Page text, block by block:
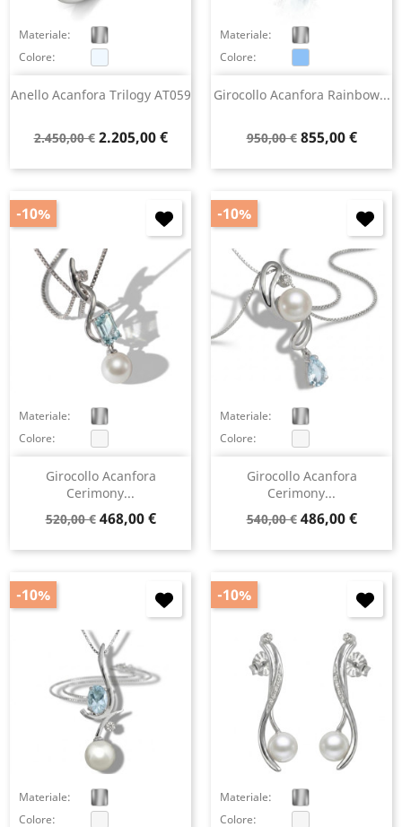
Anello Acanfora Trilogy AT059
Prezzo
2.450,00 € Prezzo
2.205,00 €
Materiale:
Colore:
Girocollo Acanfora Rainbow...
Prezzo
950,00 € Prezzo
855,00 €
Materiale:
Colore:
Girocollo Acanfora
Cerimony...
Prezzo
520,00 € Prezzo
468,00 €
Materiale:
Colore:
-10%
Girocollo Acanfora
Cerimony...
Prezzo
540,00 € Prezzo
486,00 €
Materiale:
Colore:
-10%
Materiale:
Colore:
-10%
Materiale:
Colore:
-10%